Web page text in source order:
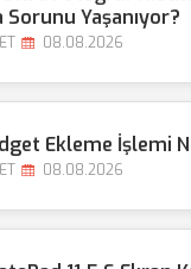
Yaşanıyor?
08.08.2026
Ekleme İşlemi
08.08.2026